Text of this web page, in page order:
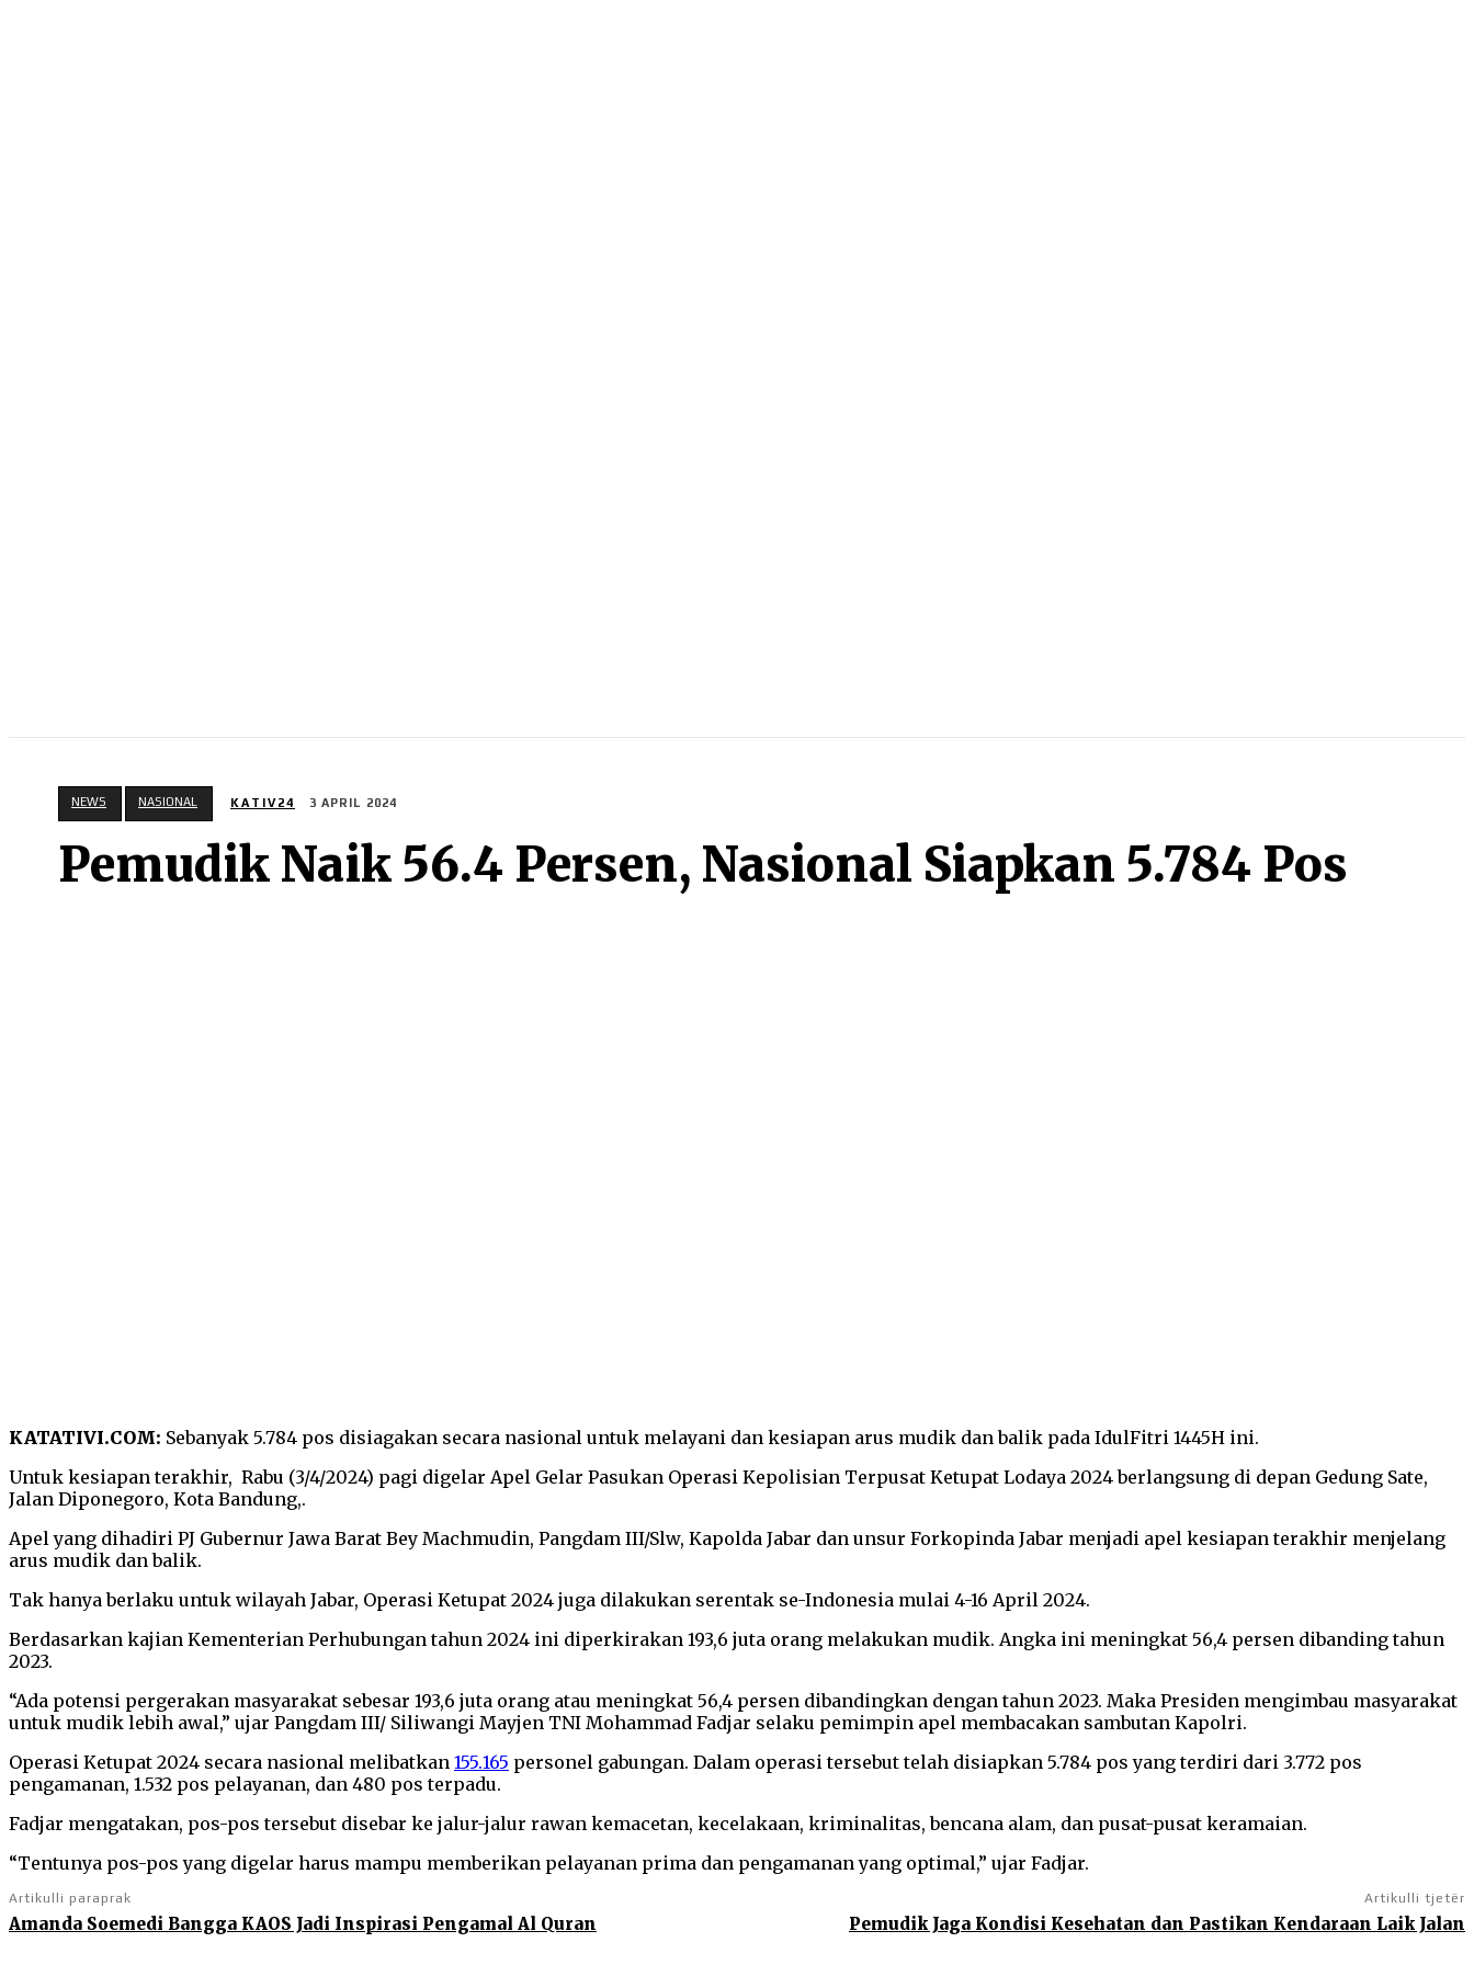
NEWS NASIONAL KATIV24 3 APRIL 2024
Pemudik Naik 56.4 Persen, Nasional Siapkan 5.784 Pos
KATATIVI.COM: Sebanyak 5.784 pos disiagakan secara nasional untuk melayani dan kesiapan arus mudik dan balik pada IdulFitri 1445H ini.
Untuk kesiapan terakhir, Rabu (3/4/2024) pagi digelar Apel Gelar Pasukan Operasi Kepolisian Terpusat Ketupat Lodaya 2024 berlangsung di depan Gedung Sate,
Jalan Diponegoro, Kota Bandung,.
Apel yang dihadiri PJ Gubernur Jawa Barat Bey Machmudin, Pangdam III/Slw, Kapolda Jabar dan unsur Forkopinda Jabar menjadi apel kesiapan terakhir menjelang
arus mudik dan balik.
Tak hanya berlaku untuk wilayah Jabar, Operasi Ketupat 2024 juga dilakukan serentak se-Indonesia mulai 4-16 April 2024.
Berdasarkan kajian Kementerian Perhubungan tahun 2024 ini diperkirakan 193,6 juta orang melakukan mudik. Angka ini meningkat 56,4 persen dibanding tahun
2023.
“Ada potensi pergerakan masyarakat sebesar 193,6 juta orang atau meningkat 56,4 persen dibandingkan dengan tahun 2023. Maka Presiden mengimbau masyarakat
untuk mudik lebih awal,” ujar Pangdam III/ Siliwangi Mayjen TNI Mohammad Fadjar selaku pemimpin apel membacakan sambutan Kapolri.
Operasi Ketupat 2024 secara nasional melibatkan 155.165 personel gabungan. Dalam operasi tersebut telah disiapkan 5.784 pos yang terdiri dari 3.772 pos
pengamanan, 1.532 pos pelayanan, dan 480 pos terpadu.
Fadjar mengatakan, pos-pos tersebut disebar ke jalur-jalur rawan kemacetan, kecelakaan, kriminalitas, bencana alam, dan pusat-pusat keramaian.
“Tentunya pos-pos yang digelar harus mampu memberikan pelayanan prima dan pengamanan yang optimal,” ujar Fadjar.
Artikulli paraprak
Amanda Soemedi Bangga KAOS Jadi Inspirasi Pengamal Al Quran
Artikulli tjetër
Pemudik Jaga Kondisi Kesehatan dan Pastikan Kendaraan Laik Jalan